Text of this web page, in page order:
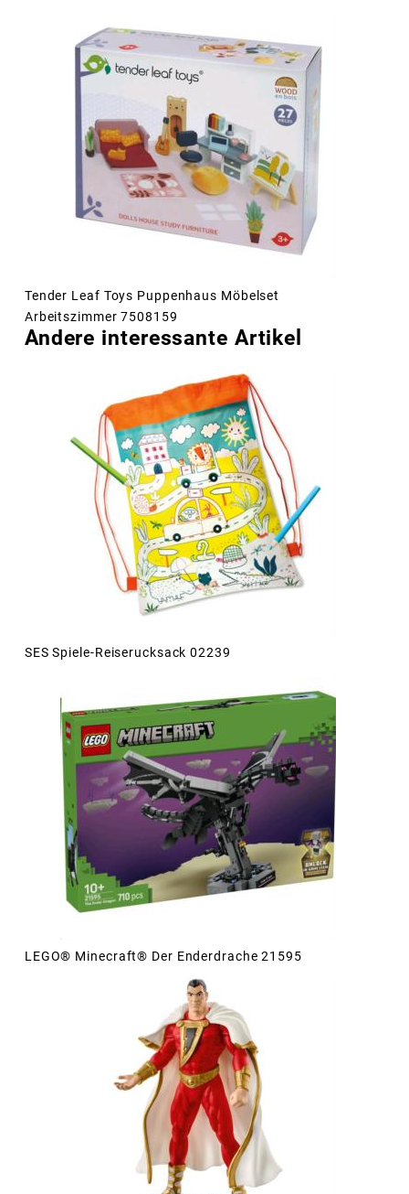
Tender Leaf Toys Puppenhaus Möbelset
Arbeitszimmer 7508159
Andere interessante Artikel
SES Spiele-Reiserucksack 02239
LEGO® Minecraft® Der Enderdrache 21595